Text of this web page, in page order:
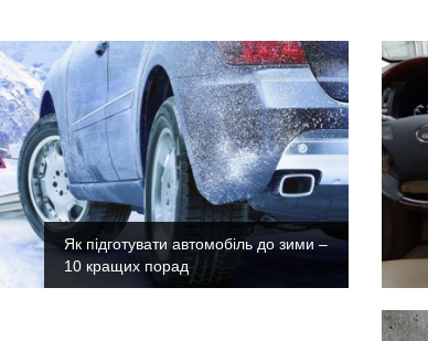
Як підготувати автомобіль до зими –
10 кращих порад